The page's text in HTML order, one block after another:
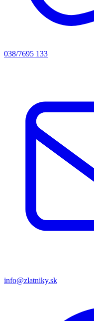
038/7695 133
info@zlatniky.sk